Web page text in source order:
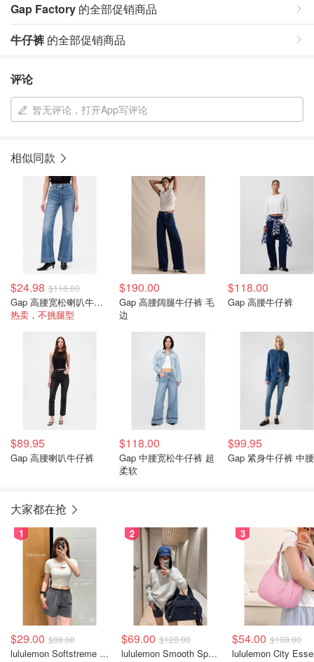
Gap Factory 的全部促销商品
牛仔裤 的全部促销商品
评论
暂无评论，打开App写评论
相似同款
$24.98 $118.00
Gap 高腰宽松喇叭牛仔裤
热卖，不挑腿型
$190.00
Gap 高腰阔腿牛仔裤 毛
边
$118.00
Gap 高腰牛仔裤
$89.95
Gap 高腰喇叭牛仔裤
$118.00
Gap 中腰宽松牛仔裤 超
柔软
$99.95
Gap 紧身牛仔裤 中腰
大家都在抢
1
$29.00 $88.00
lululemon Softstreme 女士高腰短裤 10cm
2
$69.00 $128.00
lululemon Smooth Spacer 经典卫衣
3
$54.00 $108.00